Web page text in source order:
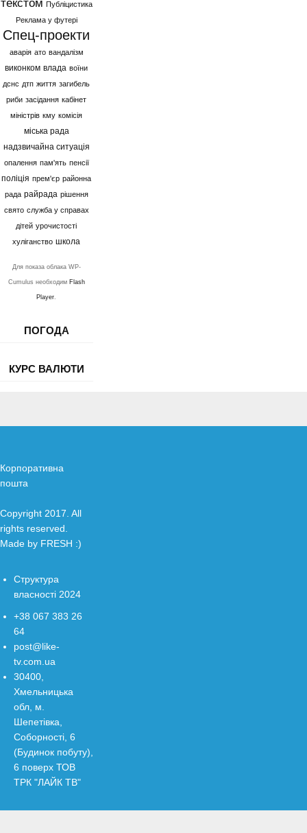
текстом Публіцистика
Реклама у футері
Спец-проекти
аварія ато вандалізм
виконком влада воїни
дснс дтп життя загибель
риби засідання кабінет
міністрів кму комісія
міська рада
надзвичайна ситуація
опалення пам'ять пенсії
поліція прем'єр районна
рада райрада рішення
свято служба у справах
дітей урочистості
хуліганство школа
Для показа облака WP-
Cumulus необходим Flash
Player.
ПОГОДА
КУРС ВАЛЮТИ
Корпоративна
пошта
Copyright 2017. All
rights reserved.
Made by FRESH :)
Структура
власності 2024
+38 067 383 26
64
post@like-
tv.com.ua
30400,
Хмельницька
обл, м.
Шепетівка,
Соборності, 6
(Будинок побуту),
6 поверх ТОВ
ТРК "ЛАЙК ТВ"